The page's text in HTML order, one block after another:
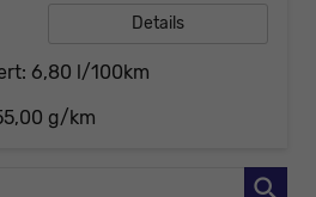
Details
6,80 l/100km
g/km